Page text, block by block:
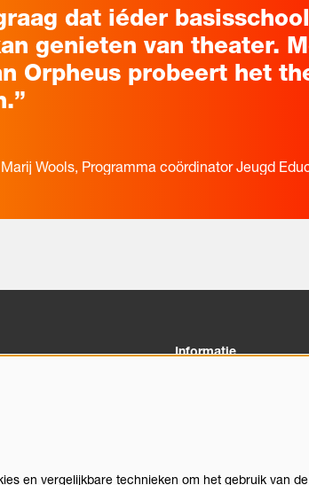
dat iéder
genieten van theater.
Orpheus probeert het
Marij Wools, Programma coördinator Jeugd
Informatie
en vergelijkbare technieken om het gebruik van